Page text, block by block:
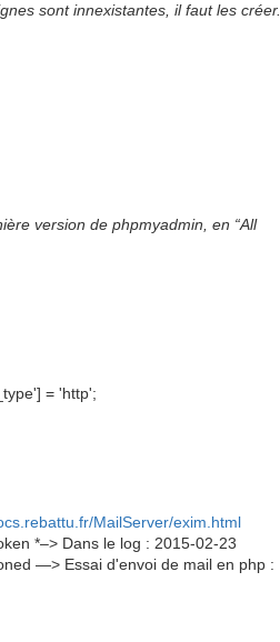
sont innexistantes, il faut les créer.
version de phpmyadmin, en “All
= 'http';
MailServer/exim.html
*–> Dans le log : 2015-02-23
—> Essai d'envoi de mail en php :